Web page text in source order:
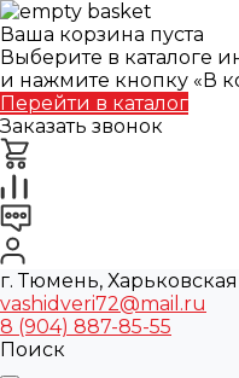
Ваша корзина пуста
Выберите в каталоге
и нажмите кнопку «В
Перейти в каталог
Заказать звонок
г. Тюмень,
vashidveri72@mail.ru
8 (904) 887-85-55
Поиск